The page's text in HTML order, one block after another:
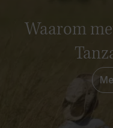
Waarom